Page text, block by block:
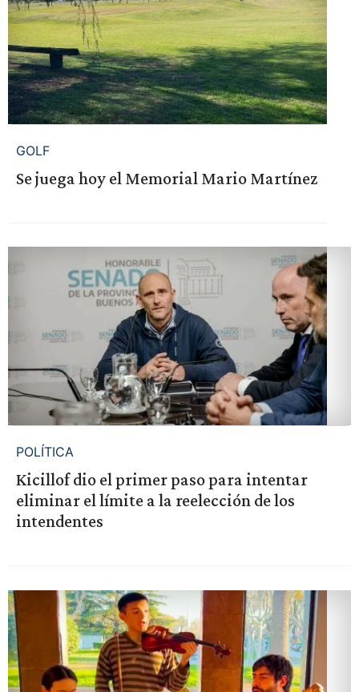
GOLF
Se juega hoy el Memorial Mario Martínez
POLÍTICA
Kicillof dio el primer paso para intentar
eliminar el límite a la reelección de los
intendentes